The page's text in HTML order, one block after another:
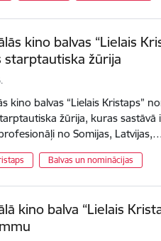
kino balvas “Lielais
starptautiska žūrija
kino balvas “Lielais Kristaps”
žūrija, kuras
no Somijas, Latvijas,…
Balvas un nominācijas
kino balva “Lielais